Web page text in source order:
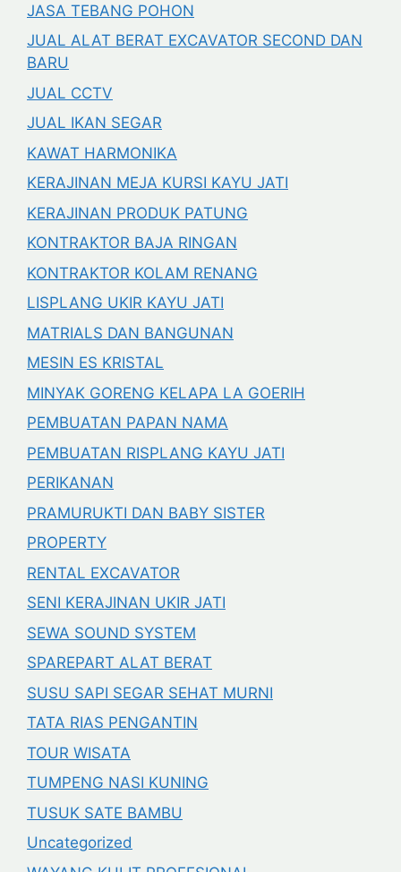
JASA TEBANG POHON
JUAL ALAT BERAT EXCAVATOR SECOND DAN
BARU
JUAL CCTV
JUAL IKAN SEGAR
KAWAT HARMONIKA
KERAJINAN MEJA KURSI KAYU JATI
KERAJINAN PRODUK PATUNG
KONTRAKTOR BAJA RINGAN
KONTRAKTOR KOLAM RENANG
LISPLANG UKIR KAYU JATI
MATRIALS DAN BANGUNAN
MESIN ES KRISTAL
MINYAK GORENG KELAPA LA GOERIH
PEMBUATAN PAPAN NAMA
PEMBUATAN RISPLANG KAYU JATI
PERIKANAN
PRAMURUKTI DAN BABY SISTER
PROPERTY
RENTAL EXCAVATOR
SENI KERAJINAN UKIR JATI
SEWA SOUND SYSTEM
SPAREPART ALAT BERAT
SUSU SAPI SEGAR SEHAT MURNI
TATA RIAS PENGANTIN
TOUR WISATA
TUMPENG NASI KUNING
TUSUK SATE BAMBU
Uncategorized